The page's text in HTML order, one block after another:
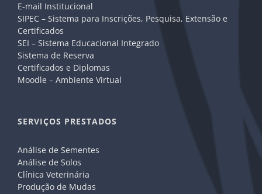
E-mail Institucional
SIPEC – Sistema para Inscrições, Pesquisa, Extensão e
Certificados
SEI – Sistema Educacional Integrado
Sistema de Reserva
Certificados e Diplomas
Moodle – Ambiente Virtual
SERVIÇOS PRESTADOS
Análise de Sementes
Análise de Solos
Clínica Veterinária
Produção de Mudas